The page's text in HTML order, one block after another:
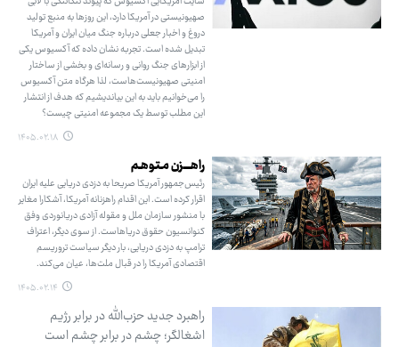
صهیونیستی در آمریکا دارد، این روزها به منبع تولید
دروغ و اخبار جعلی درباره جنگ میان ایران و آمریکا
تبدیل شده است. تجربه نشان داده که آکسیوس یکی
از ابزارهای جنگ روانی و رسانه‌ای و بخشی از ساختار
امنیتی صهیونیست‌هاست، لذا هرگاه متن آکسیوس
را می‌خوانیم باید به این بیاندیشیم که هدف از انتشار
این مطلب توسط یک مجموعه امنیتی چیست؟
۱۴۰۵.۰۲.۱۸
راهــــزن مـتوهـم
رئیس‌جمهور آمریکا صریحا به دزدی دریایی علیه ایران
اقرار کرده است. این اقدام راهزنانه آمریکا، آشکارا مغایر
با منشور سازمان ملل و مقوله آزادی دریانوردی وفق
کنوانسیون حقوق دریاهاست. از سوی دیگر، اعتراف
ترامپ به دزدی دریایی، بار دیگر سیاست تروریسم
اقتصادی آمریکا را در قبال ملت‌ها، عیان می‌کند.
۱۴۰۵.۰۲.۱۴
راهبرد جدید حزب‌الله در برابر رژیم
اشغالگر؛ چشم در برابر چشم است